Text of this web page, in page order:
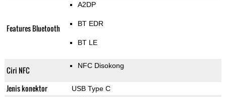
Features Bluetooth
A2DP
BT EDR
BT LE
Ciri NFC NFC Disokong
Jenis konektor USB Type C